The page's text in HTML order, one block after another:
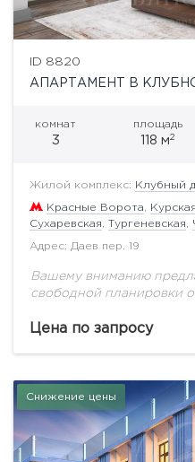
ID 8820
АПАРТАМЕНТ В
комнат
3
площадь
118 м2
Жилой комплекс: Клубный
Красные Ворота Курская
Сухаревская
Тургеневская
Адрес: Даев пер. 19
Вашему вниманию
свободной планировки
прошлого, комплекс
Цена по запросу
Снижение цены